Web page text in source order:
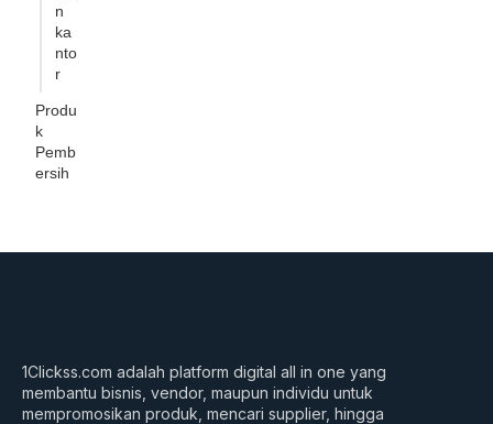
n
ka
nto
r
Produ
k
Pemb
ersih
1Clickss.com adalah platform digital all in one yang
membantu bisnis, vendor, maupun individu untuk
mempromosikan produk, mencari supplier, hingga